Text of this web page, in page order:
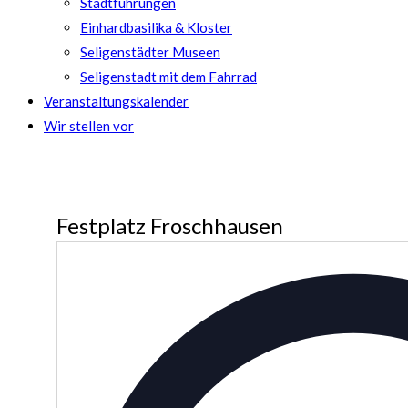
Einhardbasilika & Kloster
Seligenstädter Museen
Seligenstadt mit dem Fahrrad
Veranstaltungskalender
Wir stellen vor
Festplatz Froschhausen